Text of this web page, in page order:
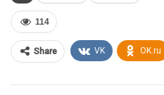
114
Share VK OK.ru